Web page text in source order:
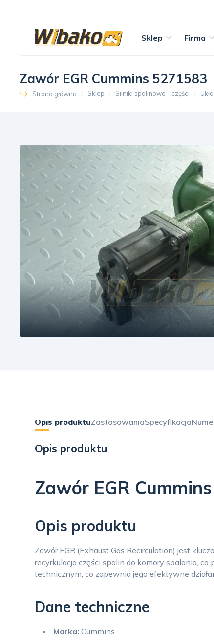
Sklep Firma
Zawór EGR Cummins 5271583
Strona główna Sklep Silniki spalinowe - części
Opis produktuZastosowaniaSpecyfikacja
Opis produktu
Zawór EGR Cummins
Opis produktu
Zawór EGR (Exhaust Gas Recirculation) jest
recyrkulacja części spalin do komory spalania,
technicznym, co zapewnia jego efektywne
Dane techniczne
Marka: Cummins